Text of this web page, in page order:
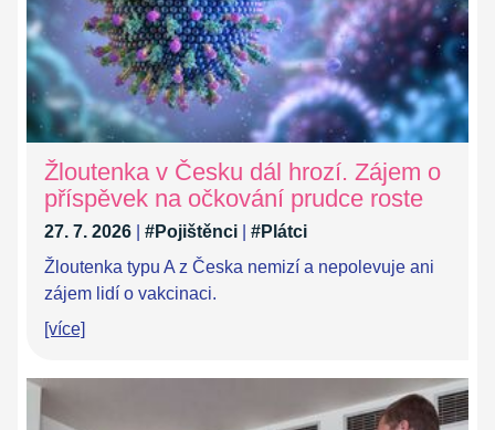
Žloutenka v Česku dál hrozí. Zájem o
příspěvek na očkování prudce roste
27. 7. 2026 #Pojištěnci
#Plátci
Žloutenka typu A z Česka nemizí a nepolevuje ani
zájem lidí o vakcinaci.
[více]